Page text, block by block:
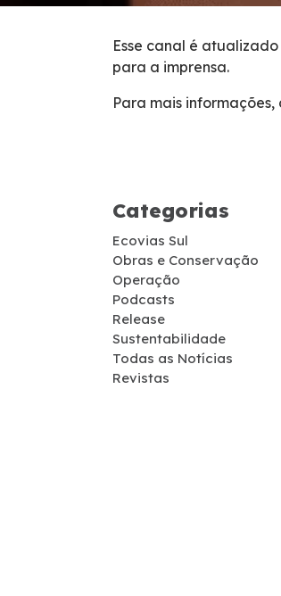
Inspeção de Tráfego
Telefone de Emergência
Cargas Especiais
Esse canal é
para a imprensa.
Para mais
Categorias
Ecovias Sul
Obras e Conservação
Operação
Podcasts
Release
Sustentabilidade
Todas as Notícias
Revistas